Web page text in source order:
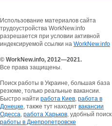
Использование материалов сайта
трудоустройства WorkNew.info
разрешается при условии активной
индексируемой ссылки на WorkNew.info
© WorkNew.info, 2012—2021.
Все права защищены.
Поиск работы в Украине, большая база
резюме, только реальные вакансии.
Быстро найти работа Киев, работа в
Донецке, также тут находят вакансии
Одесса, работа Харьков, удобный поиск
работы в Днепропетровске